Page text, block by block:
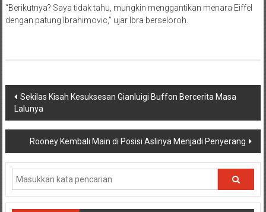
“Berikutnya? Saya tidak tahu, mungkin menggantikan menara Eiffel
dengan patung Ibrahimovic,” ujar Ibra berseloroh.
Navigasi
pos
Sekilas Kisah Kesuksesan Gianluigi Buffon Bercerita Masa
Lalunya
Rooney Kembali Main di Posisi Aslinya Menjadi Penyerang